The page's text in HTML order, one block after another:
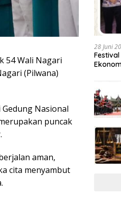
54 Wali Nagari
(Pilwana)
Nasional
puncak
aman,
cita menyambut
28 Juni